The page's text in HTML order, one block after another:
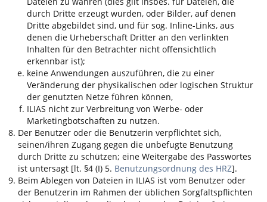
durch Dritte erzeugt wurden, oder Bilder, auf denen
Dritte abgebildet sind, und für sog. Inline-Links, aus
denen die Urheberschaft Dritter an den verlinkten
Inhalten für den Betrachter nicht offensichtlich
erkennbar ist);
keine Anwendungen auszuführen, die zu einer
Veränderung der physikalischen oder logischen Struktur
der genutzten Netze führen können,
ILIAS nicht zur Verbreitung von Werbe- oder
Marketingbotschaften zu nutzen.
Der Benutzer oder die Benutzerin verpflichtet sich,
seinen/ihren Zugang gegen die unbefugte Benutzung
durch Dritte zu schützen; eine Weitergabe des Passwortes
ist untersagt [lt. §4 (I) 5. Benutzungsordnung des HRZ].
Beim Ablegen von Dateien in ILIAS ist vom Benutzer oder
der Benutzerin im Rahmen der üblichen Sorgfaltspflichten